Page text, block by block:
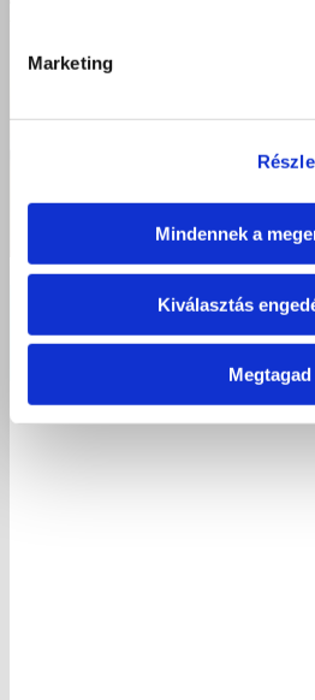
Marketing
Mindennek a
Kiválasztás
Megtagad
Élményekkel, mosolyokkal és
tanév Kisvárdán